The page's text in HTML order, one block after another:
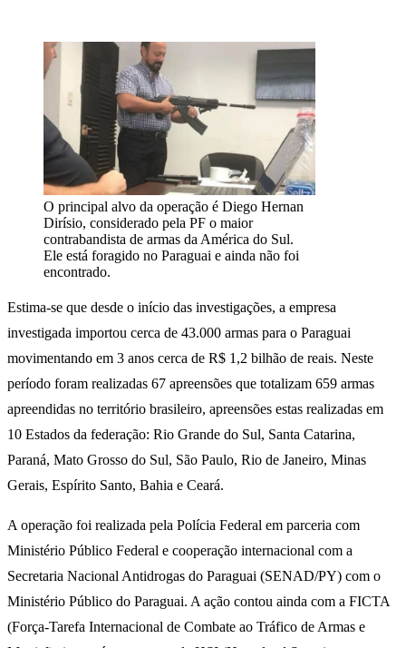
O principal alvo da operação é Diego Hernan
Dirísio, considerado pela PF o maior
contrabandista de armas da América do Sul.
Ele está foragido no Paraguai e ainda não foi
encontrado.
Estima-se que desde o início das investigações, a empresa
investigada importou cerca de 43.000 armas para o Paraguai
movimentando em 3 anos cerca de R$ 1,2 bilhão de reais. Neste
período foram realizadas 67 apreensões que totalizam 659 armas
apreendidas no território brasileiro, apreensões estas realizadas em
10 Estados da federação: Rio Grande do Sul, Santa Catarina,
Paraná, Mato Grosso do Sul, São Paulo, Rio de Janeiro, Minas
Gerais, Espírito Santo, Bahia e Ceará.
A operação foi realizada pela Polícia Federal em parceria com
Ministério Público Federal e cooperação internacional com a
Secretaria Nacional Antidrogas do Paraguai (SENAD/PY) com o
Ministério Público do Paraguai. A ação contou ainda com a FICTA
(Força-Tarefa Internacional de Combate ao Tráfico de Armas e